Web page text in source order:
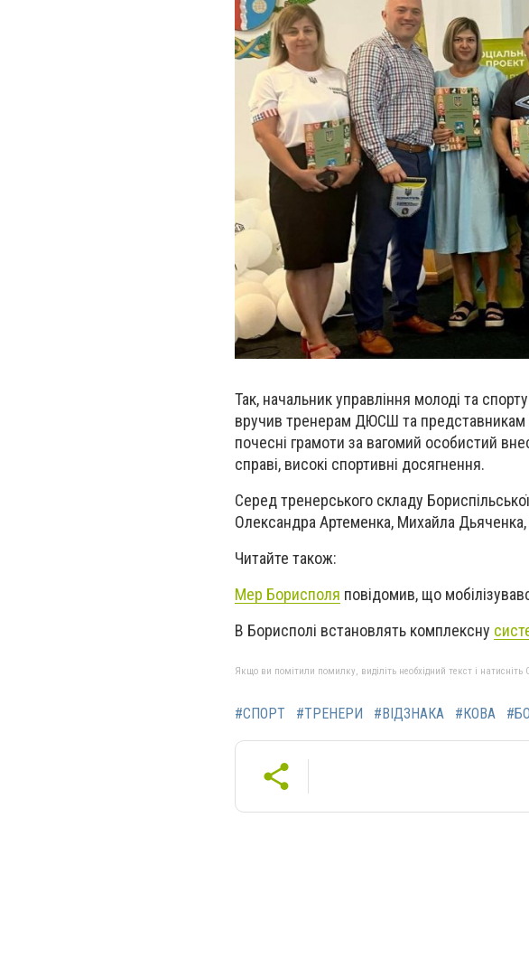
Так, начальник управління молоді та
вручив тренерам ДЮСШ та представникам
почесні грамоти за вагомий особистий
справі, високі спортивні досягнення.
Серед тренерського складу
Олександра Артеменка, Михайла
Читайте також:
Мер Борисполя повідомив, що
В Борисполі встановлять комплексну
Якщо ви помітили помилку, виділіть необхідний текст і
#СПОРТ #ТРЕНЕРИ #ВІДЗНАКА #КОВА